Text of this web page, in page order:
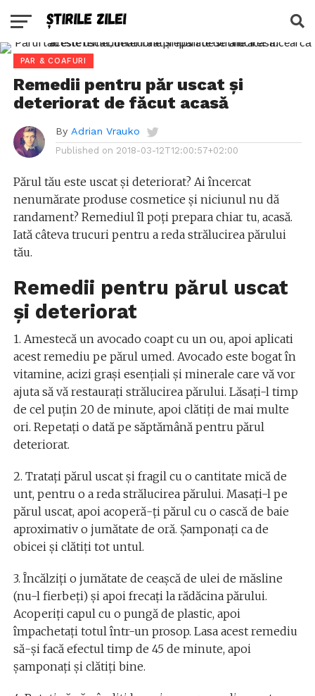
PAR & COAFURI
Remedii pentru păr uscat și
deteriorat de făcut acasă
By Adrian Vrauko
Published on 2018-03-12T12:00:57+02:00
Părul tău este uscat și deteriorat? Ai încercat
nenumărate produse cosmetice și niciunul nu dă
randament? Remediul îl poți prepara chiar tu, acasă.
Iată câteva trucuri pentru a reda strălucirea părului
tău.
Remedii pentru părul uscat
și deteriorat
1. Amestecă un avocado coapt cu un ou, apoi aplicati
acest remediu pe părul umed. Avocado este bogat în
vitamine, acizi grași esențiali și minerale care vă vor
ajuta să vă restaurați strălucirea părului. Lăsați-l timp
de cel puțin 20 de minute, apoi clătiți de mai multe
ori. Repetați o dată pe săptămână pentru părul
deteriorat.
2. Tratați părul uscat și fragil cu o cantitate mică de
unt, pentru o a reda strălucirea părului. Masați-l pe
părul uscat, apoi acoperă-ți părul cu o cască de baie
aproximativ o jumătate de oră. Șamponați ca de
obicei și clătiți tot untul.
3. Încălziți o jumătate de ceașcă de ulei de măsline
(nu-l fierbeți) și apoi frecați la rădăcina părului.
Acoperiți capul cu o pungă de plastic, apoi
împachetați totul într-un prosop. Lasa acest remediu
să-și facă efectul timp de 45 de minute, apoi
șamponați și clătiți bine.